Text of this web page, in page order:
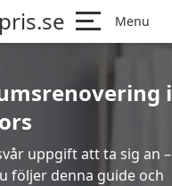
Menu
i
uppgift att ta sig an –
följer denna guide och